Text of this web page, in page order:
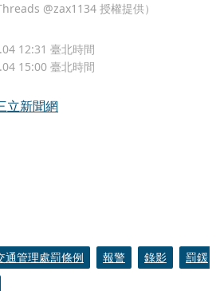
@zax1134 授權提供）
12:31 臺北時間
15:00 臺北時間
立新聞網
通管理處罰條例 報警 錄影
罰鍰